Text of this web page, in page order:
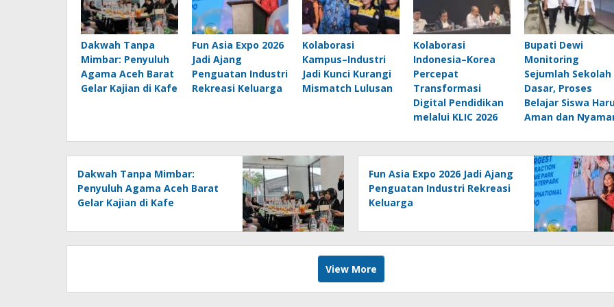
Dakwah Tanpa
Mimbar: Penyuluh
Agama Aceh Barat
Gelar Kajian di Kafe
Fun Asia Expo 2026
Jadi Ajang
Penguatan Industri
Rekreasi Keluarga
Kolaborasi
Kampus–Industri
Jadi Kunci Kurangi
Mismatch Lulusan
Kolaborasi
Indonesia–Korea
Percepat
Transformasi
Digital Pendidikan
melalui KLIC 2026
Bupati Dewi
Monitoring
Sejumlah Sekolah
Dasar, Proses
Belajar Siswa
Aman dan
Dakwah Tanpa Mimbar:
Penyuluh Agama Aceh Barat
Gelar Kajian di Kafe
Fun Asia Expo 2026 Jadi Ajang
Penguatan Industri Rekreasi
Keluarga
View More